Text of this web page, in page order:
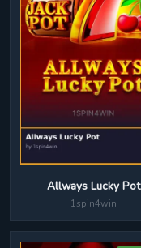
Allways Lucky Pot
1spin4win